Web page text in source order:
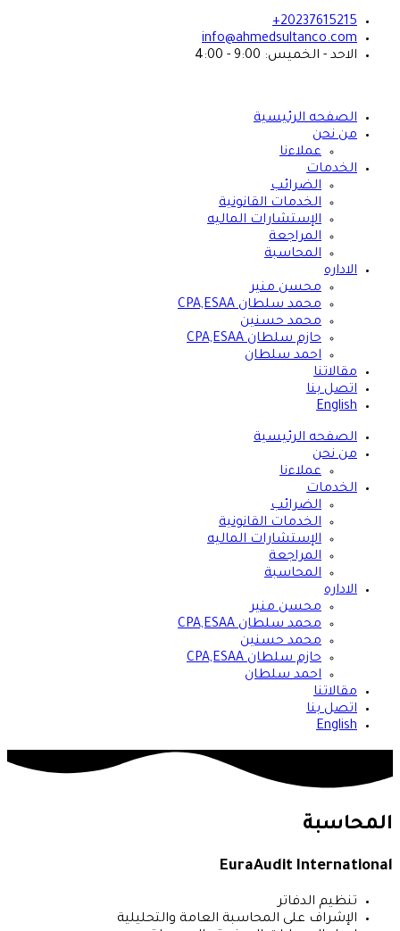
20237615215+
info@ahmedsultanco.com
الاحد - الخميس: 9:00 - 4:00
الصفحه الرئيسية
من نحن
عملاءنا
الخدمات
الضرائب
الخدمات القانونية
الإستشارات الماليه
المراجعة
المحاسبة
الاداره
محسن منير
محمد سلطان CPA,ESAA
محمد حسنين
حازم سلطان CPA,ESAA
احمد سلطان
مقالاتنا
اتصل بنا
English
الصفحه الرئيسية
من نحن
عملاءنا
الخدمات
الضرائب
الخدمات القانونية
الإستشارات الماليه
المراجعة
المحاسبة
الاداره
محسن منير
محمد سلطان CPA,ESAA
محمد حسنين
حازم سلطان CPA,ESAA
احمد سلطان
مقالاتنا
اتصل بنا
English
المحاسبة
EuraAudit International
تنظيم الدفاتر
الإشراف على المحاسبة العامة والتحليلية